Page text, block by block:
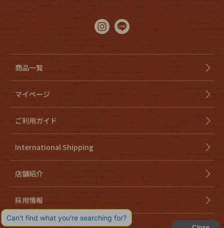
商品一覧
マイページ
ご利用ガイド
International Shipping
店舗紹介
採用情報